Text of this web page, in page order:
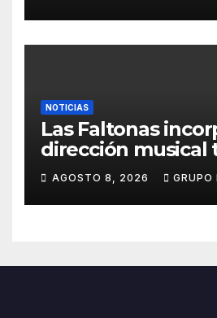
NOTICIAS
Las Faltonas
dirección musical
para afrontar con
Carnaval de
AGOSTO 8, 2026 GRUPO